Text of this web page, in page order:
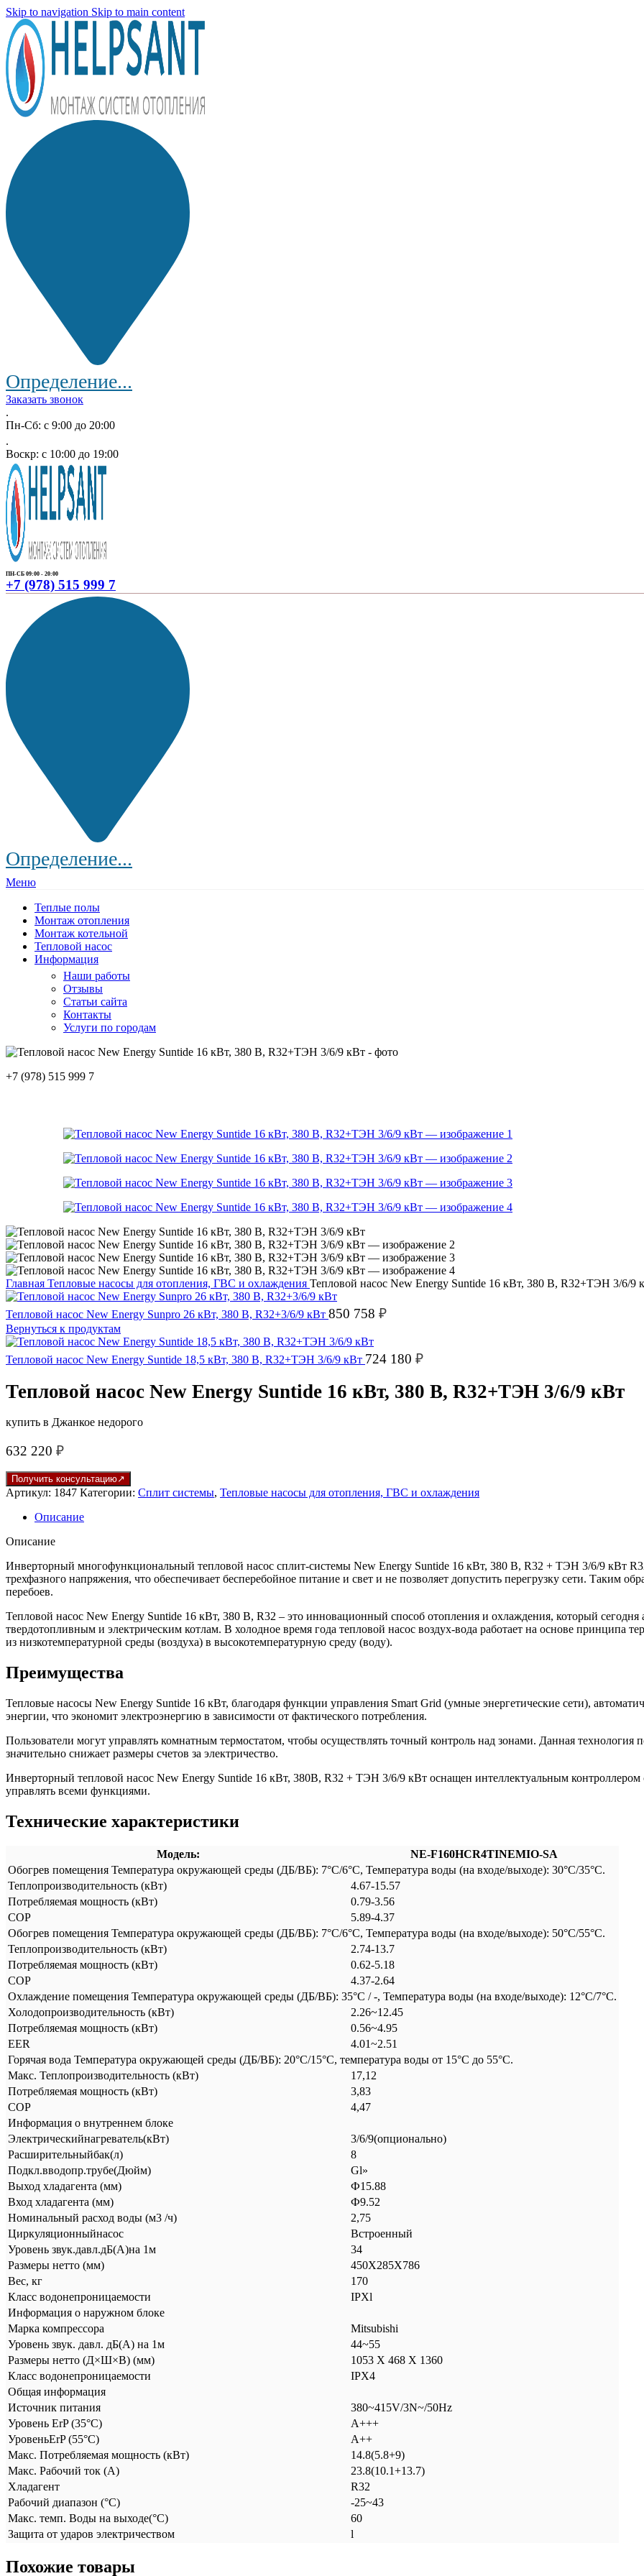
Skip to navigation Skip to main content
Определение...
Заказать звонок
.
Пн-Сб: с 9:00 до 20:00
.
Воскр: с 10:00 до 19:00
ПН-СБ 09:00 - 20:00
+7 (978) 515 999 7
Определение...
Меню
Теплые полы
Монтаж отопления
Монтаж котельной
Тепловой насос
Информация
Наши работы
Отзывы
Статьи сайта
Контакты
Услуги по городам
+7 (978) 515 999 7
Главная Тепловые насосы для отопления, ГВС и охлаждения Тепловой насос New Energy Suntide 16 кВт, 380 В, R32+ТЭН 3/6/9
Тепловой насос New Energy Sunpro 26 кВт, 380 В, R32+3/6/9 кВт 850 758 ₽
Вернуться к продуктам
Тепловой насос New Energy Suntide 18,5 кВт, 380 В, R32+ТЭН 3/6/9 кВт 724 180 ₽
Тепловой насос New Energy Suntide 16 кВт, 380 В, R32+ТЭН 3/6/9 кВт
купить в Джанкое недорого
632 220 ₽
Получить консультацию
Артикул: 1847 Категории: Сплит системы, Тепловые насосы для отопления, ГВС и охлаждения
Описание
Описание
Инверторный многофункциональный тепловой насос сплит-системы New Energy Suntide 16 кВт, 380 В, R32 + ТЭН 3/6/9 кВт
трехфазного напряжения, что обеспечивает бесперебойное питание и свет и не позволяет допустить перегрузку сети. Таким
перебоев.
Тепловой насос New Energy Suntide 16 кВт, 380 В, R32 – это инновационный способ отопления и охлаждения, который сегодня
твердотопливным и электрическим котлам. В холодное время года тепловой насос воздух-вода работает на основе принципа
из низкотемпературной среды (воздуха) в высокотемпературную среду (воду).
Преимущества
Тепловые насосы New Energy Suntide 16 кВт, благодаря функции управления Smart Grid (умные энергетические сети),
энергии, что экономит электроэнергию в зависимости от фактического потребления.
Пользователи могут управлять комнатным термостатом, чтобы осуществлять точный контроль над зонами. Данная технология
значительно снижает размеры счетов за электричество.
Инверторный тепловой насос New Energy Suntide 16 кВт, 380В, R32 + ТЭН 3/6/9 кВт оснащен интеллектуальным контроллером
управлять всеми функциями.
Технические характеристики
Модель:
NE-F160HCR4TINEMIO-SA
Обогрев помещения Температура окружающей среды (ДБ/ВБ): 7°C/6°C, Температура воды (на входе/выходе): 30°C/35°C.
Теплопроизводительность (кВт)
4.67-15.57
Потребляемая мощность (кВт)
0.79-3.56
COP
5.89-4.37
Обогрев помещения Температура окружающей среды (ДБ/ВБ): 7°C/6°C, Температура воды (на входе/выходе): 50°C/55°C.
Теплопроизводительность (кВт)
2.74-13.7
Потребляемая мощность (кВт)
0.62-5.18
COP
4.37-2.64
Охлаждение помещения Температура окружающей среды (ДБ/ВБ): 35°C / -, Температура воды (на входе/выходе): 12°C/7°C.
Холодопроизводительность (кВт)
2.26~12.45
Потребляемая мощность (кВт)
0.56~4.95
EER
4.01~2.51
Горячая вода Температура окружающей среды (ДБ/ВБ): 20°C/15°C, температура воды от 15°C до 55°C.
Макс. Теплопроизводительность (кВт)
17,12
Потребляемая мощность (кВт)
3,83
COP
4,47
Информация о внутреннем блоке
Электрическийнагреватель(кВт)
3/6/9(опционально)
Расширительныйбак(л)
8
Подкл.вводопр.трубе(Дюйм)
Gl»
Выход хладагента (мм)
Ф15.88
Вход хладагента (мм)
Ф9.52
Номинальный расход воды (м3 /ч)
2,75
Циркуляционныйнасос
Встроенный
Уровень звук.давл.дБ(А)на 1м
34
Размеры нетто (мм)
450Х285Х786
Вес, кг
170
Класс водонепроницаемости
IPXl
Информация о наружном блоке
Марка компрессора
Mitsubishi
Уровень звук. давл. дБ(А) на 1м
44~55
Размеры нетто (Д×Ш×В) (мм)
1053 Х 468 Х 1360
Класс водонепроницаемости
IPX4
Общая информация
Источник питания
380~415V/3N~/50Hz
Уровень ErP (35°C)
А+++
УровеньErP (55°C)
А++
Макс. Потребляемая мощность (кВт)
14.8(5.8+9)
Макс. Рабочий ток (А)
23.8(10.1+13.7)
Хладагент
R32
Рабочий диапазон (°C)
-25~43
Макс. темп. Воды на выходе(°C)
60
Защита от ударов электричеством
l
Похожие товары